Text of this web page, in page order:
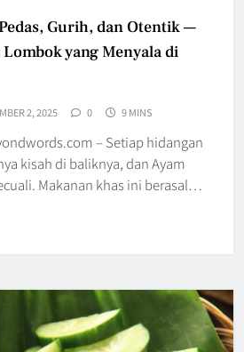
Gurih, dan Otentik —
yang Menyala di
2, 2025 0 9 MINS
– Setiap hidangan
kisah di baliknya, dan Ayam
Makanan khas ini berasal…